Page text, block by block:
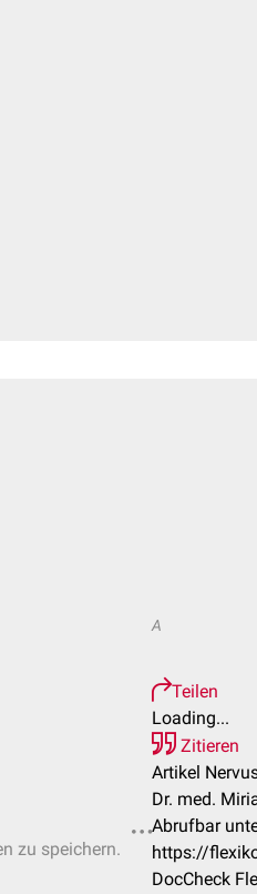
zu speichern.
A
Teilen
Loading...
Zitieren
Artikel
Dr. med.
Abrufbar
https://
DocCheck